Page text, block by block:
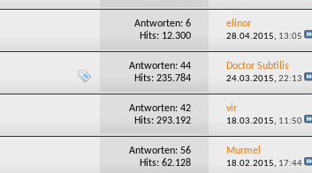
Antworten: 6
Hits: 12.300
elinor
28.04.2015, 13:05
Antworten: 44
Hits: 235.784
Doctor Subtilis
24.03.2015,22:13
Antworten: 42
Hits: 293.192
vir
18.03.2015, 11:50
Antworten: 56
Hits: 62.128
Murmel
18.02.2015, 17:44